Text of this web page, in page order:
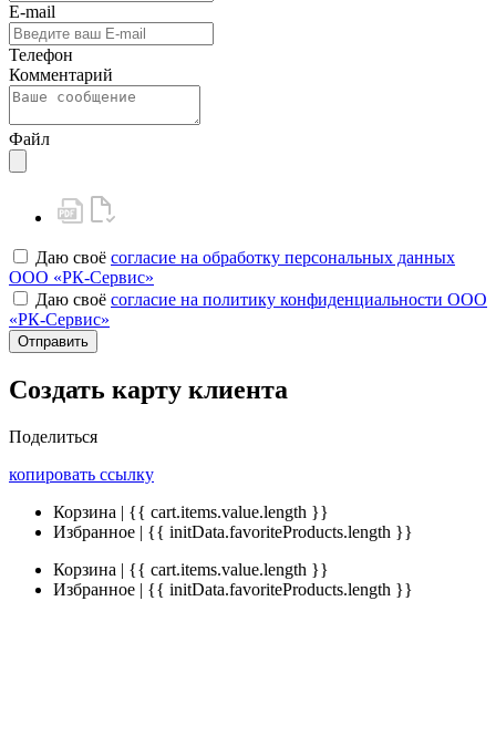
E-mail
Телефон
Комментарий
Файл
Даю своё согласие на обработку персональных данных
ООО «РК-Сервис»
Даю своё согласие на политику конфиденциальности ООО
«РК-Сервис»
Отправить
Создать карту клиента
Поделиться
копировать ссылку
Корзина | {{ cart.items.value.length }}
Избранное | {{ initData.favoriteProducts.length }}
Корзина | {{ cart.items.value.length }}
Избранное | {{ initData.favoriteProducts.length }}